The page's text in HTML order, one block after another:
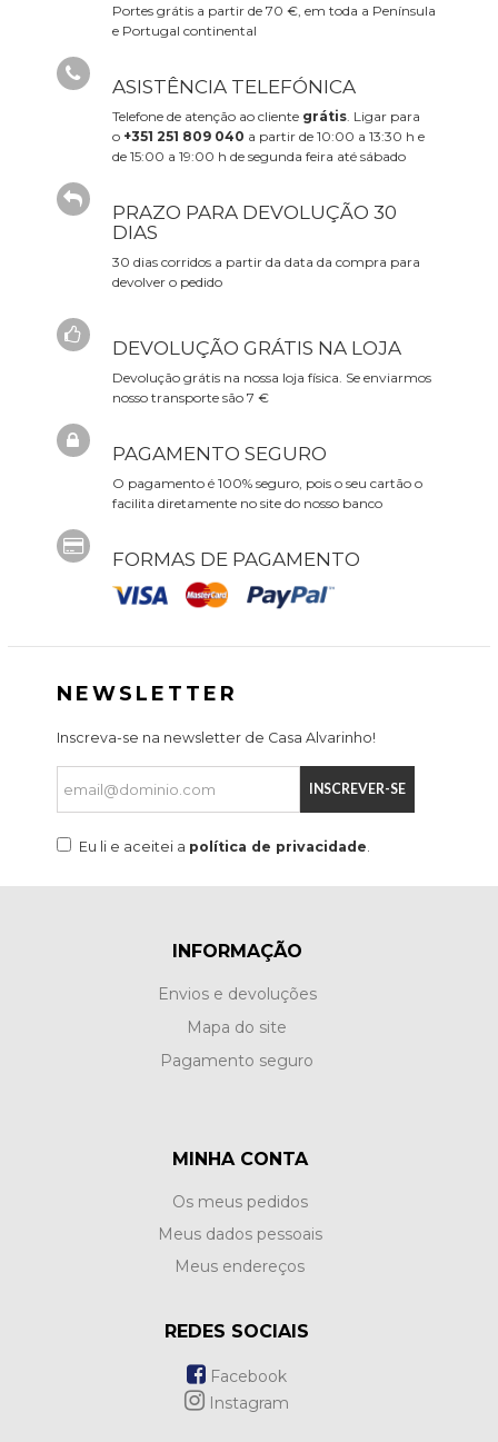
Portes grátis a partir de 70 €, em toda a Península
e Portugal continental
ASISTÊNCIA TELEFÓNICA
Telefone de atenção ao cliente grátis. Ligar para
o +351 251 809 040 a partir de 10:00 a 13:30 h e
de 15:00 a 19:00 h de segunda feira até sábado
PRAZO PARA DEVOLUÇÃO 30
DIAS
30 dias corridos a partir da data da compra para
devolver o pedido
DEVOLUÇÃO GRÁTIS NA LOJA
Devolução grátis na nossa loja física. Se enviarmos
nosso transporte são 7 €
PAGAMENTO SEGURO
O pagamento é 100% seguro, pois o seu cartão o
facilita diretamente no site do nosso banco
FORMAS DE PAGAMENTO
NEWSLETTER
Inscreva-se na newsletter de Casa Alvarinho!
INSCREVER-SE
Eu li e aceitei a política de privacidade.
INFORMAÇÃO
Envios e devoluções
Mapa do site
Pagamento seguro
MINHA CONTA
Os meus pedidos
Meus dados pessoais
Meus endereços
REDES SOCIAIS
Facebook
Instagram